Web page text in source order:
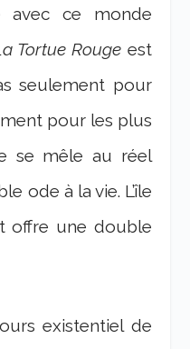
avec ce monde
Tortue Rouge est
seulement pour
pour les plus
se mêle au réel
ode à la vie. L’île
offre une double
existentiel de